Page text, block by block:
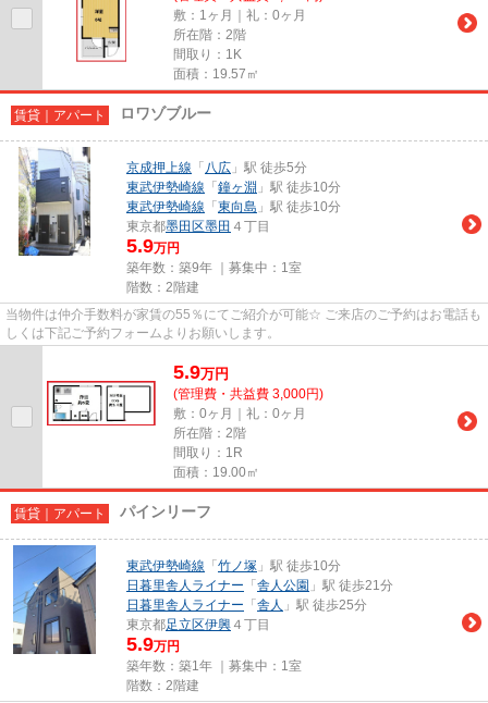
敷：1ヶ月｜礼：0ヶ月
所在階：2階
間取り：1K
面積：19.57㎡
賃貸｜アパート ロワゾブルー
京成押上線 「 八広 」駅 徒歩5分
東武伊勢崎線 「 鐘ヶ淵 」駅 徒歩10分
東武伊勢崎線 「 東向島 」駅 徒歩10分
東京都墨田区墨田 ４丁目
5.9万円
築年数：築9年 ｜募集中： 1室
階数：2階建
当物件は仲介手数料が家賃の55％にてご紹介が可能☆ ご来店のご予約はお電話も
しくは下記ご予約フォームよりお願いします。
5.9万円
(管理費・共益費 3,000円)
敷：0ヶ月｜礼：0ヶ月
所在階：2階
間取り：1R
面積：19.00㎡
賃貸｜アパート パインリーフ
東武伊勢崎線 「 竹ノ塚 」駅 徒歩10分
日暮里舎人ライナー 「 舎人公園 」駅 徒歩21分
日暮里舎人ライナー 「 舎人 」駅 徒歩25分
東京都足立区伊興 ４丁目
5.9万円
築年数：築1年 ｜募集中： 1室
階数：2階建